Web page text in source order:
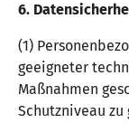
6.
(1)
geeigneter
Maßnahmen
Schutzniveau